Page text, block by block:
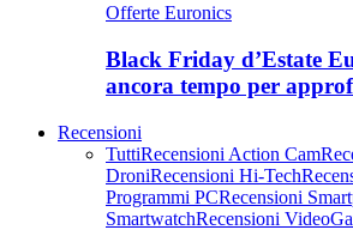
Offerte Euronics
Black Friday d’Estate
ancora tempo per
Recensioni
TuttiRecensioni Action Cam
DroniRecensioni Hi-Tech
Programmi PCRecensioni
SmartwatchRecensioni